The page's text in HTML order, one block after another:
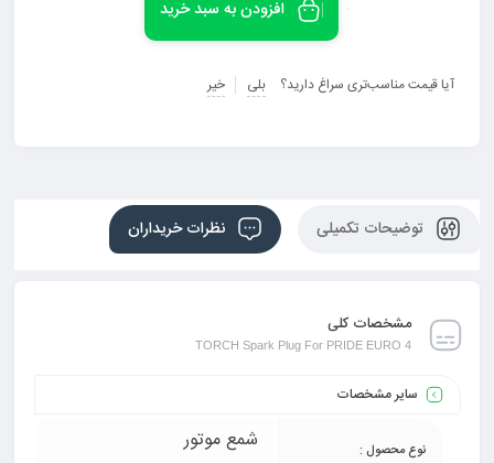
افزودن به سبد خرید
آیا قیمت مناسب‌تری سراغ دارید؟ بلی خیر
توضیحات تکمیلی نظرات خریداران
مشخصات کلی
TORCH Spark Plug For PRIDE EURO 4
سایر مشخصات
نوع محصول : شمع موتور